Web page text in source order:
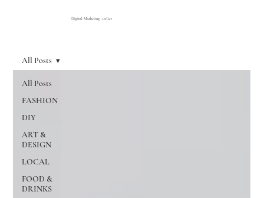
Digital Marketing Atelier
All Posts
FASHION
DIY
ART &
DESIGN
LOCAL
FOOD &
DRINKS
All Posts